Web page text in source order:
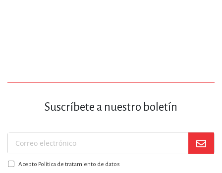
Suscríbete a nuestro boletín
Suscríbase
a
nuestroAcepto Política de tratamiento de datos